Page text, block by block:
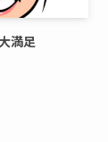
満足